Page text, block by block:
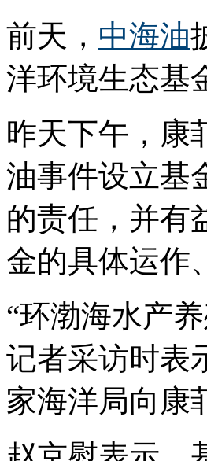
前天， 中海油
洋环境生态基
昨天下午，康
油事件设立基
的责任，并有
金的具体运作
“环渤海水产
记者采访时表
家海洋局向康